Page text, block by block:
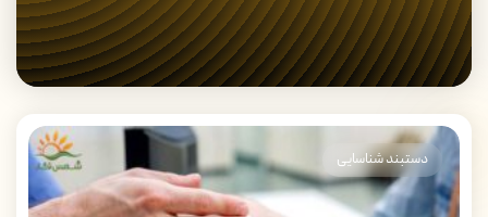
دستبند شناسایی